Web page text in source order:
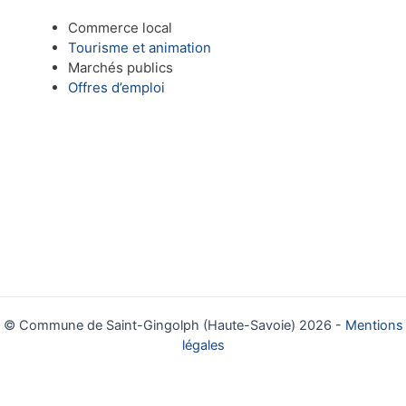
Commerce local
Tourisme et animation
Marchés publics
Offres d’emploi
© Commune de Saint-Gingolph (Haute-Savoie) 2026 - Mentions
légales